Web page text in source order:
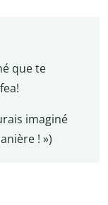
que te
imaginé
! »)